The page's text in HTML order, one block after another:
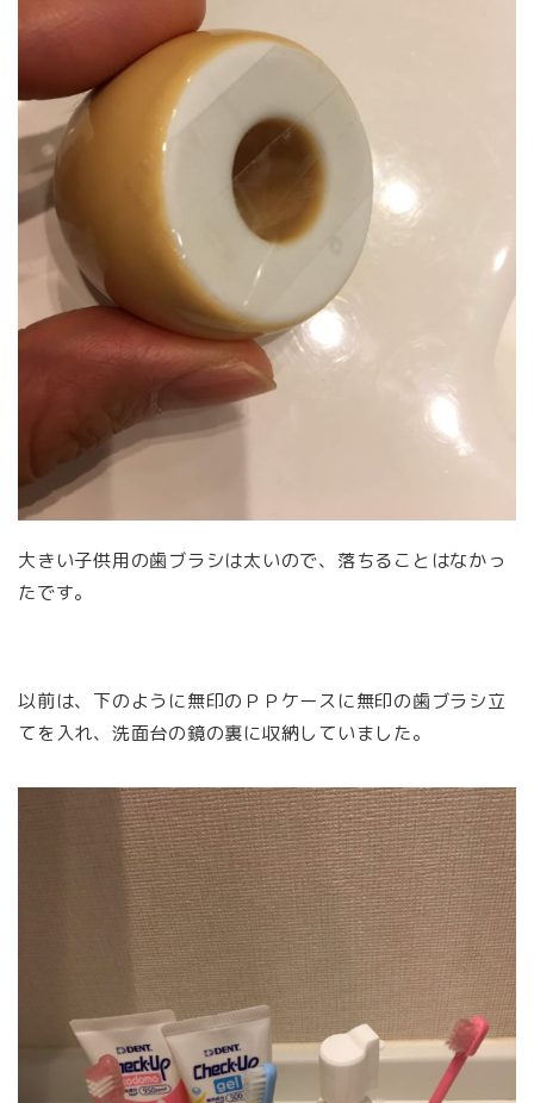
大きい子供用の歯ブラシは太いので、落ちることはなかっ
たです。
以前は、下のように無印のＰＰケースに無印の歯ブラシ立
てを入れ、洗面台の鏡の裏に収納していました。